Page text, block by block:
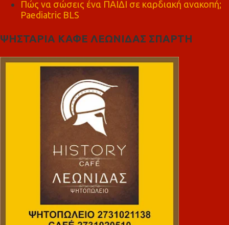
Πώς να σώσεις ένα ΠΑΙΔΙ σε καρδιακή ανακοπή;
Paediatric BLS
ΨΗΣΤΑΡΙΑ ΚΑΦΕ ΛΕΩΝΙΔΑΣ ΣΠΑΡΤΗ